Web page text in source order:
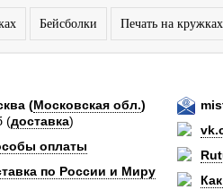
Бейсболки Печать на кружках
(Московская обл.)
(доставка)
оплаты
по России и Миру